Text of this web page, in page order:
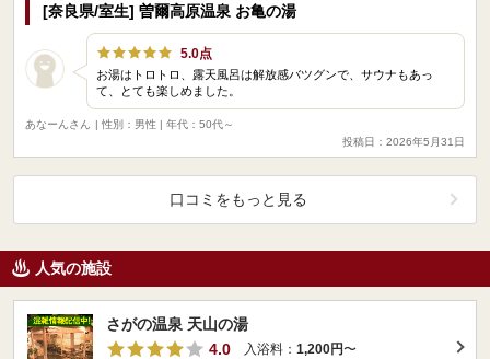
[奈良県/室生] 曽爾高原温泉 お亀の湯
5.0点
お湯はトロトロ、露天風呂は解放感バツグンで、サウナもあっ
て、とても楽しめました。
あなーんさん
| 性別：男性 | 年代：50代～
投稿日：2026年5月31日
口コミをもっと見る
人気の施設
さがの温泉 天山の湯
4.0
入浴料： 1,200円〜